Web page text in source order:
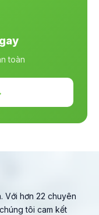
toàn
Với hơn 22 chuyên
tôi cam kết